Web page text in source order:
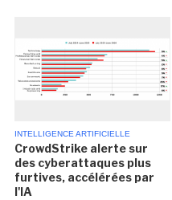
INTELLIGENCE ARTIFICIELLE
CrowdStrike alerte sur
des cyberattaques plus
furtives, accélérées par
l'IA